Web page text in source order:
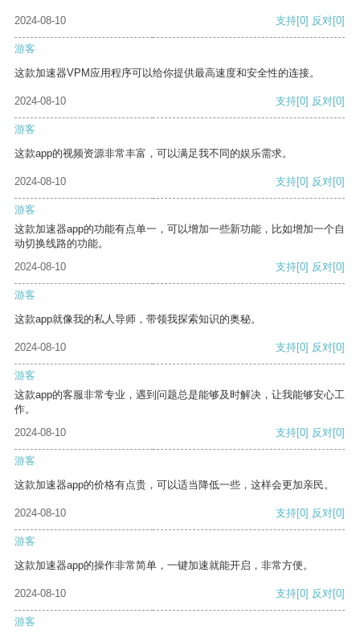
2024-08-10 支持[0] 反对[0]
游客
这款加速器VPM应用程序可以给你提供最高速度和安全性的连接。
2024-08-10 支持[0] 反对[0]
游客
这款app的视频资源非常丰富，可以满足我不同的娱乐需求。
2024-08-10 支持[0] 反对[0]
游客
这款加速器app的功能有点单一，可以增加一些新功能，比如增加一个自
动切换线路的功能。
2024-08-10
支持[0] 反对[0]
游客
这款app就像我的私人导师，带领我探索知识的奥秘。
2024-08-10 支持[0] 反对[0]
游客
这款app的客服非常专业，遇到问题总是能够及时解决，让我能够安心工
作。
2024-08-10
支持[0] 反对[0]
游客
这款加速器app的价格有点贵，可以适当降低一些，这样会更加亲民。
2024-08-10 支持[0] 反对[0]
游客
这款加速器app的操作非常简单，一键加速就能开启，非常方便。
2024-08-10 支持[0] 反对[0]
游客